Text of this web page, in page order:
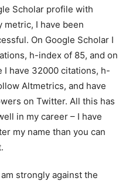
Scholar profile with
metric, I have been
On Google Scholar I
h-index of 85, and on
I have 32000 citations, h-
Altmetrics, and have
on Twitter. All this has
in my career – I have
my name than you can
strongly against the